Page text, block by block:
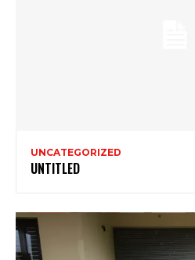
UNCATEGORIZED
UNTITLED